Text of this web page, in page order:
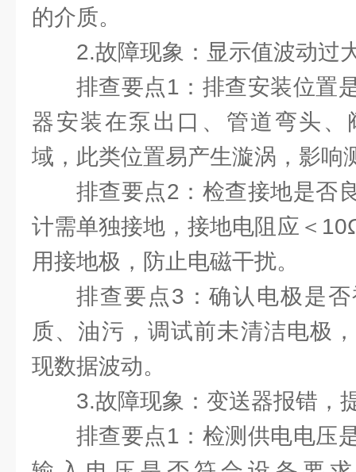
的介质。
2.故障现象：显示值波动过
排查要点1：排查安装位置
器安装在泵出口、管道弯头
域，此类位置易产生漩涡，影响
排查要点2：检查接地是否
计需单独接地，接地电阻应＜
用接地极，防止电磁干扰。
排查要点3：确认电极是
质、油污，调试前未清洁电极
现数据波动。
3.故障现象：变送器报错，
排查要点1：检测供电电压